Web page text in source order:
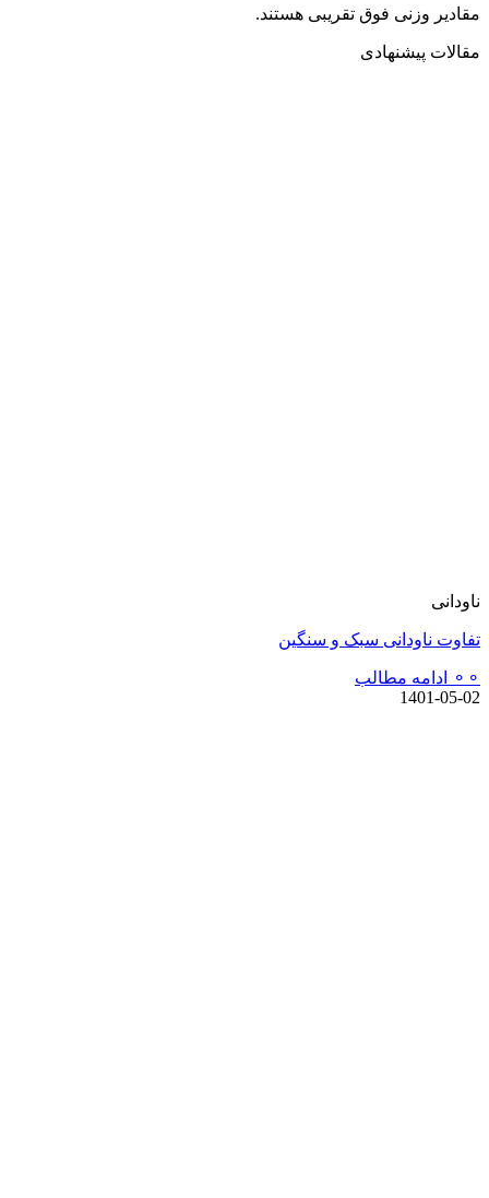
مقادیر وزنی فوق تقریبی هستند.
مقالات پیشنهادی
ناودانی
تفاوت ناودانی سبک و سنگین
⚬⚬ ادامه مطالب
1401-05-02